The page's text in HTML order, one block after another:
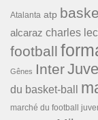
Atalanta atp
alcaraz charles
football
Gênes Inter
du basket-ball
marché du football